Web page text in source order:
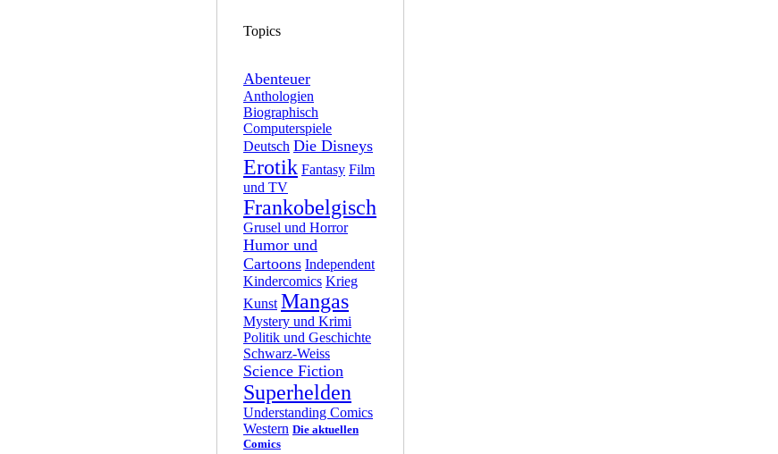
Topics
Abenteuer
Anthologien
Biographisch
Computerspiele
Deutsch Die Disneys
Erotik Fantasy Film
und TV
Frankobelgisch
Grusel und Horror
Humor und
Cartoons Independent
Kindercomics Krieg
Kunst Mangas
Mystery und Krimi
Politik und Geschichte
Schwarz-Weiss
Science Fiction
Superhelden
Understanding Comics
Western Die aktuellen
Comics